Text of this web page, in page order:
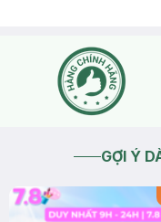
GỢI Ý